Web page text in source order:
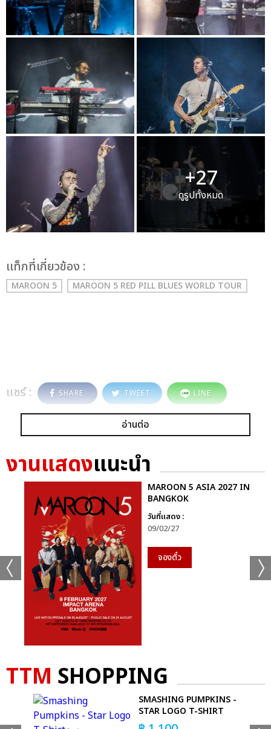
+27
ดูรูปทั้งหมด
เเท็กที่เกี่ยวข้อง :
MAROON 5 MAROON 5 RED PILL BLUES WORLD TOUR
แชร์ : SHARE TWEET LINE
อ่านต่อ
งานแสดงแนะนำ
MAROON 5 ASIA 2027 IN
BANGKOK
วันที่แสดง :
09/02/27
จองตั๋ว
TTM SHOPPING
SMASHING PUMPKINS -
STAR LOGO T-SHIRT